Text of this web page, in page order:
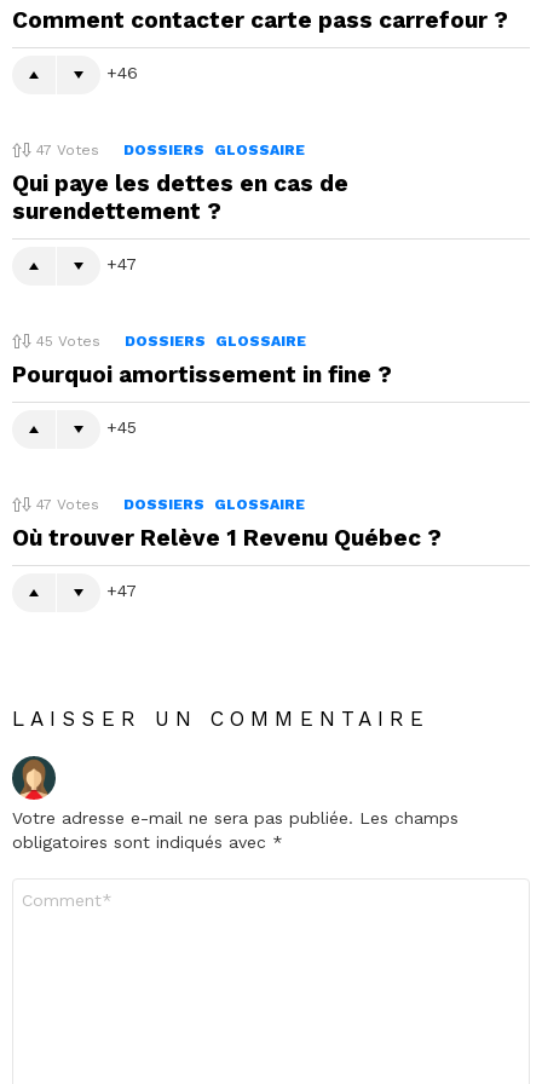
Comment contacter carte pass carrefour ?
46
47 Votes DOSSIERS GLOSSAIRE
Qui paye les dettes en cas de
surendettement ?
47
45 Votes DOSSIERS GLOSSAIRE
Pourquoi amortissement in fine ?
45
47 Votes DOSSIERS GLOSSAIRE
Où trouver Relève 1 Revenu Québec ?
47
LAISSER UN COMMENTAIRE
Votre adresse e-mail ne sera pas publiée. Les champs
obligatoires sont indiqués avec *